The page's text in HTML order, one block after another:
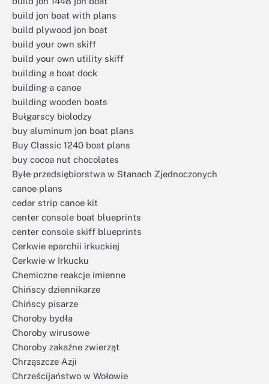
build jon boat with plans
build plywood jon boat
build your own skiff
build your own utility skiff
building a boat dock
building a canoe
building wooden boats
Bułgarscy biolodzy
buy aluminum jon boat plans
Buy Classic 1240 boat plans
buy cocoa nut chocolates
Byłe przedsiębiorstwa w Stanach Zjednoczonych
canoe plans
cedar strip canoe kit
center console boat blueprints
center console skiff blueprints
Cerkwie eparchii irkuckiej
Cerkwie w Irkucku
Chemiczne reakcje imienne
Chińscy dziennikarze
Chińscy pisarze
Choroby bydła
Choroby wirusowe
Choroby zakaźne zwierząt
Chrząszcze Azji
Chrześcijaństwo w Wołowie